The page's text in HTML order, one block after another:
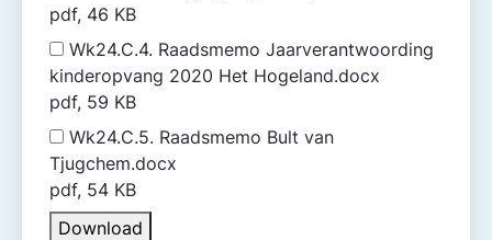
pdf, 46 KB
Wk24.C.4. Raadsmemo Jaarverantwoording
kinderopvang 2020 Het Hogeland.docx
pdf, 59 KB
Wk24.C.5. Raadsmemo Bult van
Tjugchem.docx
pdf, 54 KB
Download